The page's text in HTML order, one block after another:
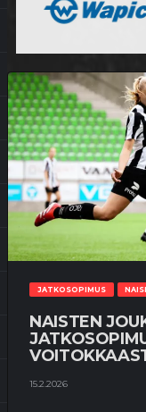
JATKOSOPIMUS
NAISTEN
15.2.2026